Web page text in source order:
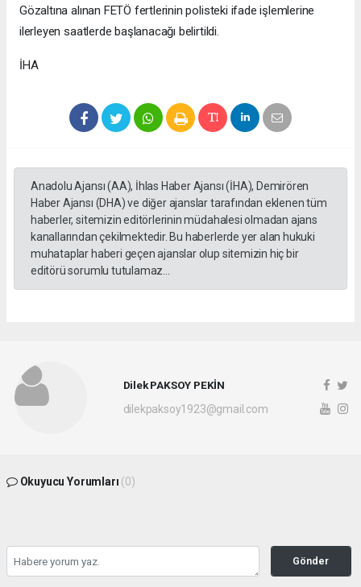
Gözaltına alınan FETÖ fertlerinin polisteki ifade işlemlerine
ilerleyen saatlerde başlanacağı belirtildi.
İHA
Anadolu Ajansı (AA), İhlas Haber Ajansı (İHA), Demirören
Haber Ajansı (DHA) ve diğer ajanslar tarafından eklenen tüm
haberler, sitemizin editörlerinin müdahalesi olmadan ajans
kanallarından çekilmektedir. Bu haberlerde yer alan hukuki
muhataplar haberi geçen ajanslar olup sitemizin hiç bir
editörü sorumlu tutulamaz...
Dilek PAKSOY PEKİN
dilekpaksoy1923@gmail.com
Okuyucu Yorumları (0)
Gönder